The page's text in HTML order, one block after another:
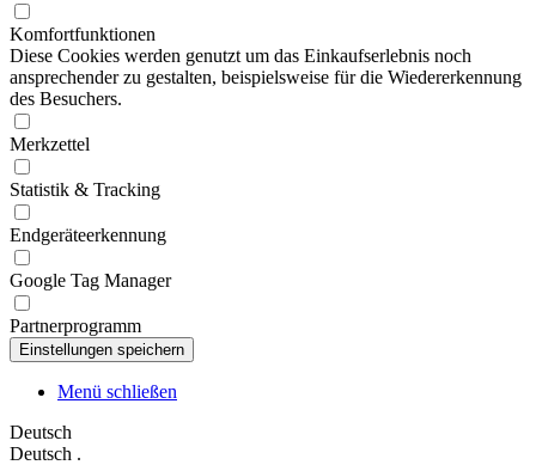
Komfortfunktionen
Diese Cookies werden genutzt um das Einkaufserlebnis noch
ansprechender zu gestalten, beispielsweise für die Wiedererkennung
des Besuchers.
Merkzettel
Statistik & Tracking
Endgeräteerkennung
Google Tag Manager
Partnerprogramm
Menü schließen
Deutsch
Deutsch .